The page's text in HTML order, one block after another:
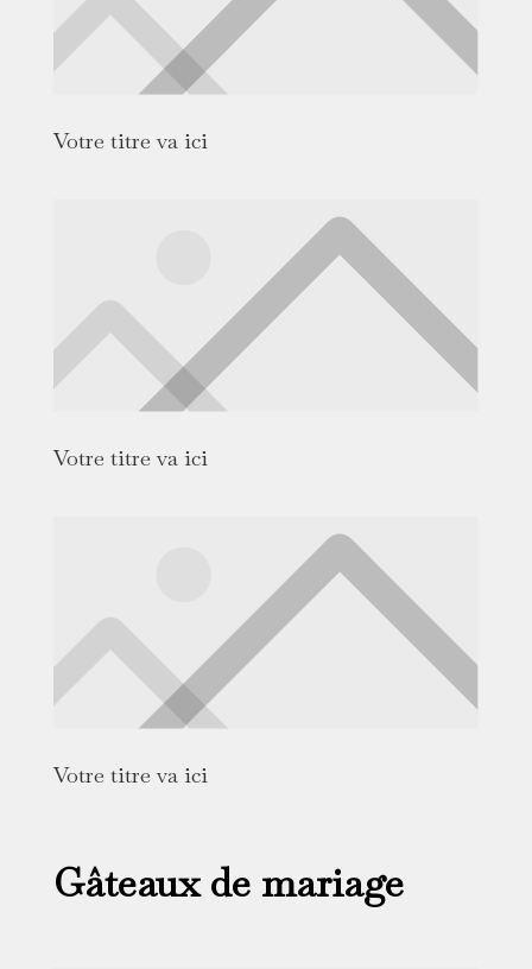
Votre titre va ici
Votre titre va ici
Votre titre va ici
Gâteaux de mariage